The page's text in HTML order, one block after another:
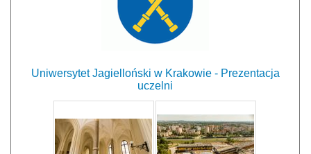
Uniwersytet Jagielloński w Krakowie - Prezentacja
uczelni